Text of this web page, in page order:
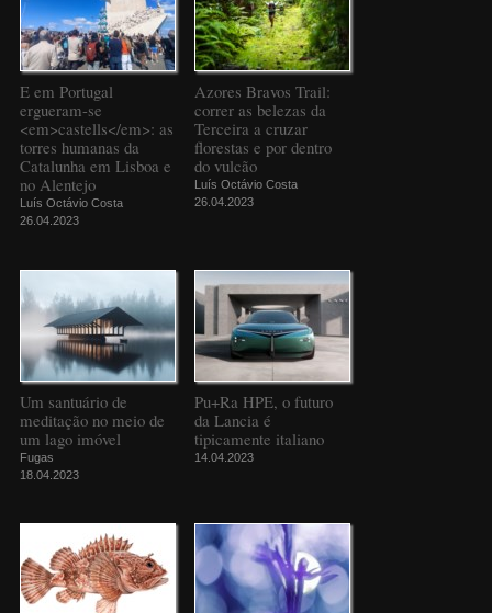
E em Portugal
ergueram-se
<em>castells</em>: as
torres humanas da
Catalunha em Lisboa e
no Alentejo
Luís Octávio Costa
26.04.2023
Azores Bravos Trail:
correr as belezas da
Terceira a cruzar
florestas e por dentro
do vulcão
Luís Octávio Costa
26.04.2023
Um santuário de
meditação no meio de
um lago imóvel
Fugas
18.04.2023
Pu+Ra HPE, o futuro
da Lancia é
tipicamente italiano
14.04.2023